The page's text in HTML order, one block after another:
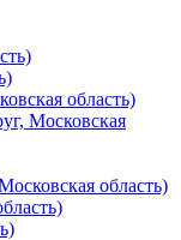
область)
Московская
область)